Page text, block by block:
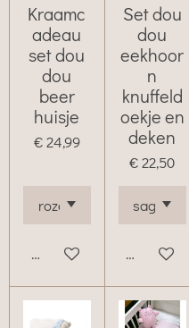
Kraamc
adeau
set dou
dou
beer
huisje
€ 24,99
Bekijk details
Set dou
dou
eekhoor
n
knuffeld
oekje en
deken
€ 22,50
Bekijk